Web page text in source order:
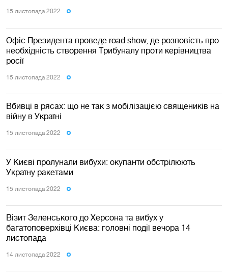
15 листопада 2022
Офіс Президента проведе road show, де розповість про
необхідність створення Трибуналу проти керівництва
росії
15 листопада 2022
Вбивці в рясах: що не так з мобілізацією священиків на
війну в Україні
15 листопада 2022
У Києві пролунали вибухи: окупанти обстрілюють
Україну ракетами
15 листопада 2022
Візит Зеленського до Херсона та вибух у
багатоповерхівці Києва: головні події вечора 14
листопада
14 листопада 2022